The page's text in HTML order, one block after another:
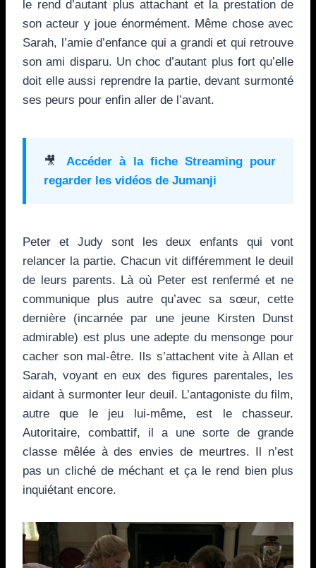
le rend d’autant plus attachant et la prestation de
son acteur y joue énormément. Même chose avec
Sarah, l’amie d’enfance qui a grandi et qui retrouve
son ami disparu. Un choc d’autant plus fort qu’elle
doit elle aussi reprendre la partie, devant surmonté
ses peurs pour enfin aller de l’avant.
🎥Accéder à la fiche Streaming pour
regarder les vidéos de Jumanji
Peter et Judy sont les deux enfants qui vont
relancer la partie. Chacun vit différemment le deuil
de leurs parents. Là où Peter est renfermé et ne
communique plus autre qu’avec sa sœur, cette
dernière (incarnée par une jeune Kirsten Dunst
admirable) est plus une adepte du mensonge pour
cacher son mal-être. Ils s’attachent vite à Allan et
Sarah, voyant en eux des figures parentales, les
aidant à surmonter leur deuil. L’antagoniste du film,
autre que le jeu lui-même, est le chasseur.
Autoritaire, combattif, il a une sorte de grande
classe mêlée à des envies de meurtres. Il n’est
pas un cliché de méchant et ça le rend bien plus
inquiétant encore.